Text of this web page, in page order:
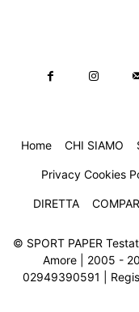
Home CHI SIAMO
Privacy Cookies
DIRETTA
© SPORT PAPER
Amore | 2005 -
02949390591 |